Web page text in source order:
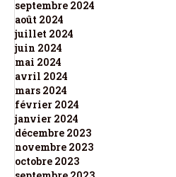
septembre 2024
août 2024
juillet 2024
juin 2024
mai 2024
avril 2024
mars 2024
février 2024
janvier 2024
décembre 2023
novembre 2023
octobre 2023